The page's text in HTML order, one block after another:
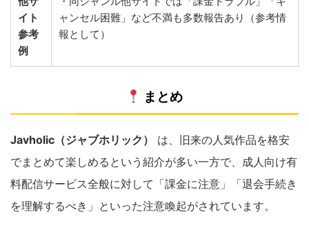
イト
参考
例
ャンセル困難」など不満も多数報告あり（参考情
報として）
まとめ
Javholic（ジャブホリック）
は、旧来の人気作品を格安
でまとめて楽しめるという紹介が多い一方で、成人向け有
料配信サービス全般に対して「課金に注意」「退会手続き
を理解するべき」といった注意喚起がされています。